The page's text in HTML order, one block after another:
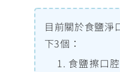
目前關於食鹽淨
下3個：
食鹽擦口